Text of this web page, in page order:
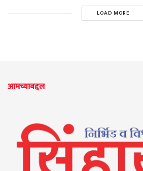
LOAD MORE
आमच्याबद्दल